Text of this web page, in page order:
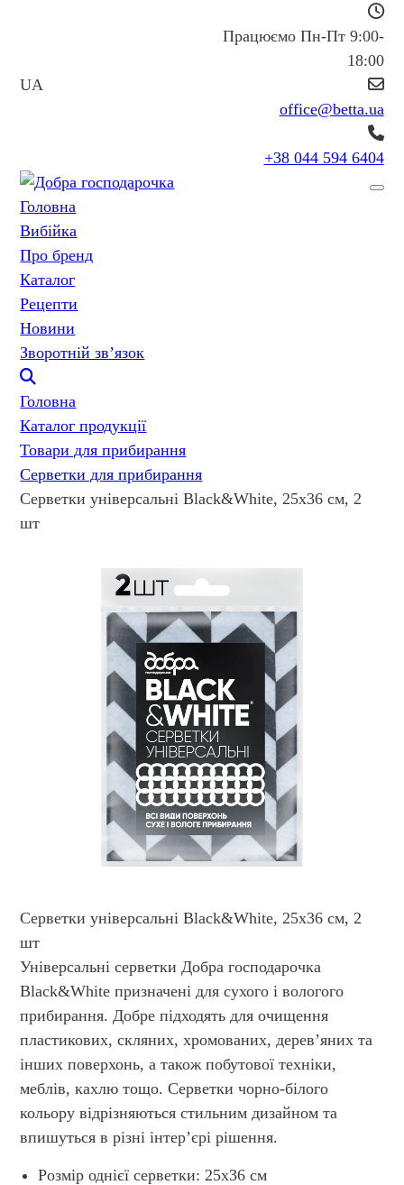
UA
Працюємо Пн-Пт 9:00-
18:00
office@betta.ua
+38 044 594 6404
Головна
Вибійка
Про бренд
Каталог
Рецепти
Новини
Зворотній зв’язок
Головна
Каталог продукції
Товари для прибирання
Серветки для прибирання
Серветки універсальні Black&White, 25х36 см, 2
шт
Серветки універсальні Black&White, 25х36 см, 2
шт
Універсальні серветки Добра господарочка
Black&White призначені для сухого і вологого
прибирання. Добре підходять для очищення
пластикових, скляних, хромованих, дерев’яних та
інших поверхонь, а також побутової техніки,
меблів, кахлю тощо. Серветки чорно-білого
кольору відрізняються стильним дизайном та
впишуться в різні інтер’єрі рішення.
Розмір однієї серветки: 25х36 см